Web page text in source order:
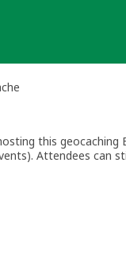
this
Attendees can